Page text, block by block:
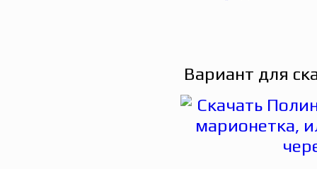
Вариант для